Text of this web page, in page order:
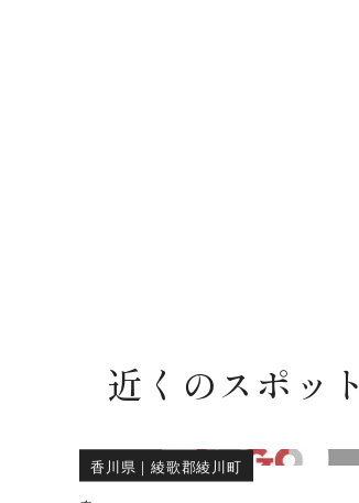
近くのスポット
香川県 ｜綾歌郡綾川町